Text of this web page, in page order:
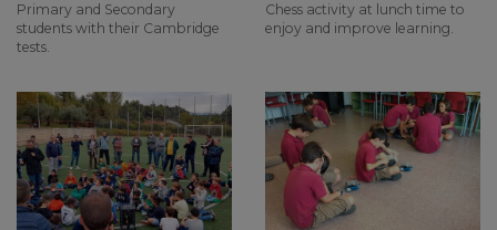
Primary and Secondary
students with their Cambridge
tests.
Chess activity at lunch time to
enjoy and improve learning.